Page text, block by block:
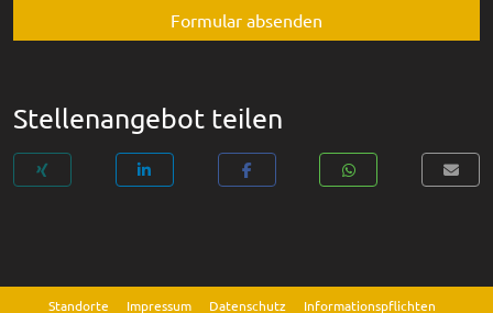
Formular absenden
Stellenangebot teilen
Standorte Impressum Datenschutz Informationspflichten